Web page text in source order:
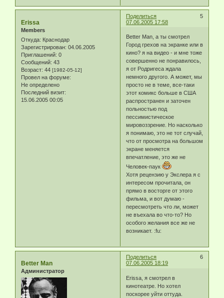
Поделиться
5
07.06.2005 17:58
Erissa
Members
Откуда: Краснодар
Зарегистрирован: 04.06.2005
Приглашений: 0
Сообщений: 43
Возраст: 44 [1982-05-12]
Провел на форуме:
Не определено
Последний визит:
15.06.2005 00:05
Better Man, а ты смотрел
Город грехов на экранке или в
кино? я на видео - и мне тоже
совершенно не понравилось,
я от Родригеса ждала
немного другого. А может, мы
просто не в теме, все-таки
этот комикс больше в США
распространен и заточен
польностью под
пессимистическое
мировоззрение. Но насколько
я понимаю, это не тот случай,
что от просмотра на большом
экране меняется
впечатление, это же не
Человек-паук
Хотя рецензию у Экслера я с
интересом прочитала, он
прямо в восторге от этого
фильма, и вот думаю -
пересмотреть что ли, может
не въехала во что-то? Но
особого желания все же не
возникает. :fu:
Поделиться
6
07.06.2005 18:19
Better Man
Администратор
Erissa, я смотрел в
кинотеатре. Но хотел
поскорее уйти оттуда.